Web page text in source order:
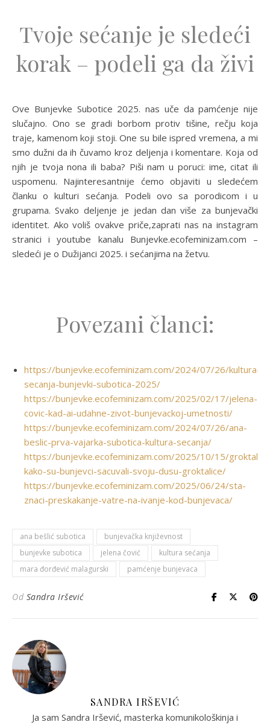
Tvoje sećanje je sledeći
korak – podeli ga da živi
Ove Bunjevke Subotice 2025. nas uče da pamćenje nije
slučajno. Ono se gradi borbom protiv tišine, rečju koja
traje, kamenom koji stoji. One su bile ispred vremena, a mi
smo dužni da ih čuvamo kroz deljenja i komentare. Koja od
njih je tvoja nona ili baba? Piši nam u poruci: ime, citat ili
uspomenu. Najinteresantnije ćemo objaviti u sledećem
članku o kulturi sećanja. Podeli ovo sa porodicom i u
grupama. Svako deljenje je jedan dan više za bunjevački
identitet. Ako voliš ovakve priče,zaprati nas na instagram
stranici i youtube kanalu Bunjevke.ecofeminizam.com –
sledeći je o Dužijanci 2025. i sećanjima na žetvu.
Povezani članci:
https://bunjevke.ecofeminizam.com/2024/07/26/kultura-
secanja-bunjevki-subotica-2025/
https://bunjevke.ecofeminizam.com/2025/02/17/jelena-
covic-kad-ai-udahne-zivot-bunjevackoj-umetnosti/
https://bunjevke.ecofeminizam.com/2024/07/26/ana-
beslic-prva-vajarka-subotica-kultura-secanja/
https://bunjevke.ecofeminizam.com/2025/10/15/
kako-su-bunjevci-sacuvali-svoju-dusu-groktalice/
https://bunjevke.ecofeminizam.com/2025/06/24/sta-
znaci-preskakanje-vatre-na-ivanje-kod-bunjevaca/
ana bešlić subotica
bunjevačka književnost
bunjevke subotica
jelena čović
kultura sećanja
mara đorđević malagurski
pamćenje bunjevaca
Od Sandra Iršević
SANDRA IRŠEVIĆ
Ja sam Sandra Iršević, masterka komunikološkinja i